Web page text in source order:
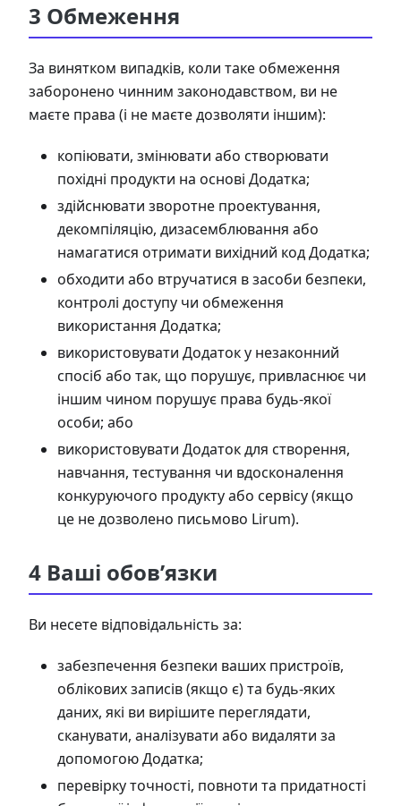
3 Обмеження
За винятком випадків, коли таке обмеження
заборонено чинним законодавством, ви не
маєте права (і не маєте дозволяти іншим):
копіювати, змінювати або створювати
похідні продукти на основі Додатка;
здійснювати зворотне проектування,
декомпіляцію, дизасемблювання або
намагатися отримати вихідний код Додатка;
обходити або втручатися в засоби безпеки,
контролі доступу чи обмеження
використання Додатка;
використовувати Додаток у незаконний
спосіб або так, що порушує, привласнює чи
іншим чином порушує права будь-якої
особи; або
використовувати Додаток для створення,
навчання, тестування чи вдосконалення
конкуруючого продукту або сервісу (якщо
це не дозволено письмово Lirum).
4 Ваші обов’язки
Ви несете відповідальність за:
забезпечення безпеки ваших пристроїв,
облікових записів (якщо є) та будь-яких
даних, які ви вирішите переглядати,
сканувати, аналізувати або видаляти за
допомогою Додатка;
перевірку точності, повноти та придатності